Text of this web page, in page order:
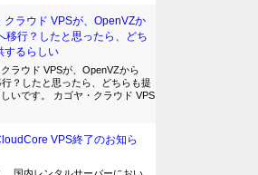
クラウド VPSが、OpenVZか
移行？したと思ったら、どち
するらしい
ラウド VPSが、OpenVZから
？したと思ったら、どちらも提
いです。 カゴヤ・クラウド VPS
VPS終了のお知ら